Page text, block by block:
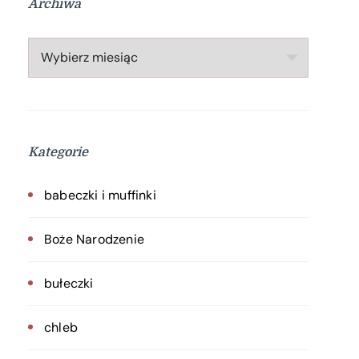
Archiwa
Archiwa
Kategorie
babeczki i muffinki
Boże Narodzenie
bułeczki
chleb